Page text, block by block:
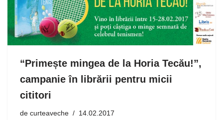
“Primește mingea de la Horia Tecău!”,
campanie în librării pentru micii
cititori
de curteaveche 14.02.2017